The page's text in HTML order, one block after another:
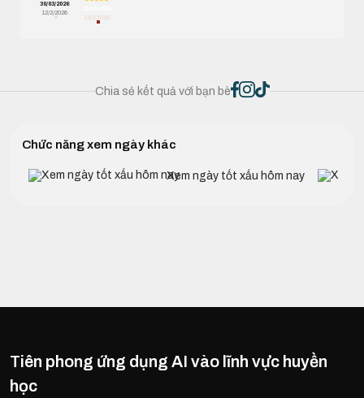
30/03/2026
12/2/2026
13/2/2026
Chia sẻ kết quả với bạn bè
Chức năng xem ngày khác
Xem ngày tốt xấu hôm nay
Tiên phong ứng dụng AI vào lĩnh vực huyền
học